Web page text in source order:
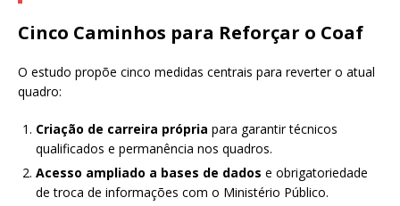
Cinco Caminhos para Reforçar o Coaf
O estudo propõe cinco medidas centrais para reverter o atual
quadro:
Criação de carreira própria para garantir técnicos
qualificados e permanência nos quadros.
Acesso ampliado a bases de dados e obrigatoriedade
de troca de informações com o Ministério Público.